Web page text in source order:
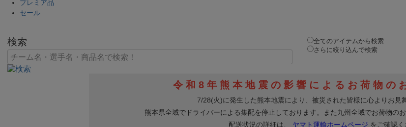
プレミア品
セール
検索
全てのアイテムから検索
さらに絞り込んで検索